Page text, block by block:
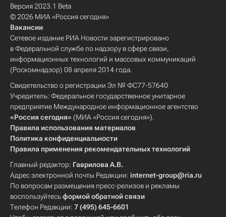
Версия 2023.1 Beta
© 2026 МИА «Россия сегодня»
Вакансии
Сетевое издание РИА Новости зарегистрировано
в Федеральной службе по надзору в сфере связи,
информационных технологий и массовых коммуникаций
(Роскомнадзор) 08 апреля 2014 года.
Свидетельство о регистрации Эл № ФС77-57640
Учредитель: Федеральное государственное унитарное
предприятие Международное информационное агентство
«Россия сегодня» (МИА «Россия сегодня»).
Правила использования материалов
Политика конфиденциальности
Правила применения рекомендательных технологий
Главный редактор: Гаврилова А.В.
Адрес электронной почты Редакции: internet-group@ria.ru
По вопросам размещения пресс-релизов и рекламы
воспользуйтесьформой обратной связи
Телефон Редакции: 7 (495) 645-6601